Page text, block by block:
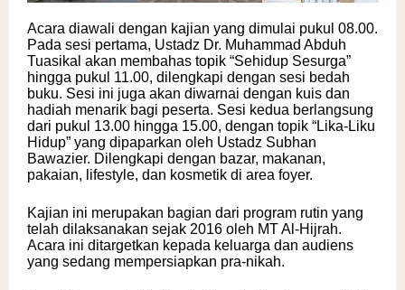
Acara diawali dengan kajian yang dimulai pukul 08.00.
Pada sesi pertama, Ustadz Dr. Muhammad Abduh
Tuasikal akan membahas topik “Sehidup Sesurga”
hingga pukul 11.00, dilengkapi dengan sesi bedah
buku. Sesi ini juga akan diwarnai dengan kuis dan
hadiah menarik bagi peserta. Sesi kedua berlangsung
dari pukul 13.00 hingga 15.00, dengan topik “Lika-Liku
Hidup” yang dipaparkan oleh Ustadz Subhan
Bawazier. Dilengkapi dengan bazar, makanan,
pakaian, lifestyle, dan kosmetik di area foyer.
Kajian ini merupakan bagian dari program rutin yang
telah dilaksanakan sejak 2016 oleh MT Al-Hijrah.
Acara ini ditargetkan kepada keluarga dan audiens
yang sedang mempersiapkan pra-nikah.